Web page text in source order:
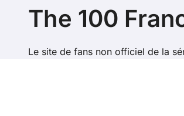
The 100
Le site de fans non officiel de la